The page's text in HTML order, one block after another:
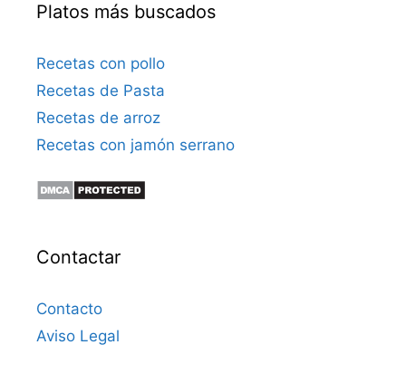
Platos más buscados
Recetas con pollo
Recetas de Pasta
Recetas de arroz
Recetas con jamón serrano
Contactar
Contacto
Aviso Legal